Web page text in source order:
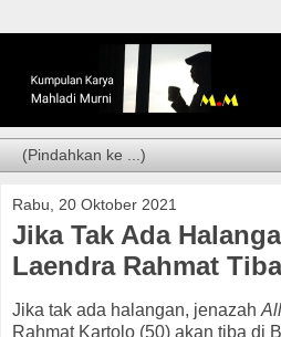
Rabu, 20 Oktober 2021
Jika Tak Ada
Laendra Rahmat
Jika tak ada halangan, jenazah
Rahmat Kartolo (50) akan tiba di